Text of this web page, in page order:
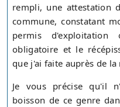
rempli, une attestation
commune, constatant
permis
obligatoire et le
que j'ai faite auprès de
Je vous précise qu'il
boisson de ce genre